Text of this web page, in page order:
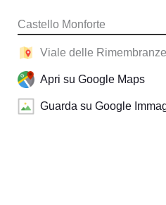
Castello Monforte
Viale delle
Apri su Google Maps
Guarda su Google